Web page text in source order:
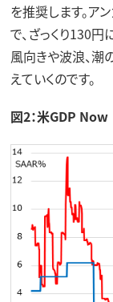
を推奨します。ア
で、ざっくり130
風向きや波浪、潮
えていくのです。
図2：米GDP Now